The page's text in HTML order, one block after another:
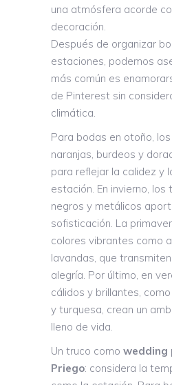
una atmósfera acorde
decoración.
Después de organizar
estaciones, podemos
más común es
de Pinterest sin
climática.
Para bodas en otoño,
naranjas, burdeos y
para reflejar la calidez y
estación. En invierno, los
negros y metálicos
sofisticación. La
colores vibrantes como
lavandas, que
alegría. Por último, en
cálidos y brillantes,
y turquesa, crean un
lleno de vida.
Un truco como wedding
Priego: considera la